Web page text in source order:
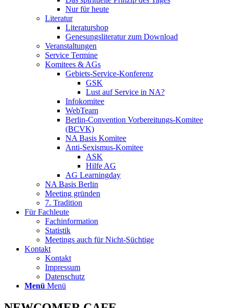
Nur für heute
Literatur
Literaturshop
Genesungsliteratur zum Download
Veranstaltungen
Service Termine
Komitees & AGs
Gebiets-Service-Konferenz
GSK
Lust auf Service in NA?
Infokomitee
WebTeam
Berlin-Convention Vorbereitungs-Komitee
(BCVK)
NA Basis Komitee
Anti-Sexismus-Komitee
ASK
Hilfe AG
AG Learningday
NA Basis Berlin
Meeting gründen
7. Tradition
Für Fachleute
Fachinformation
Statistik
Meetings auch für Nicht-Süchtige
Kontakt
Kontakt
Impressum
Datenschutz
Menü Menü